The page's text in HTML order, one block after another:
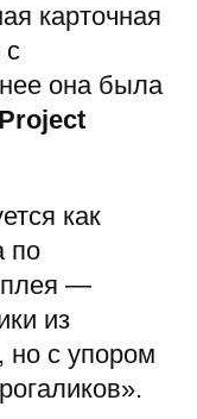
карточная
с
она была
Project
как
по
—
из
но с упором